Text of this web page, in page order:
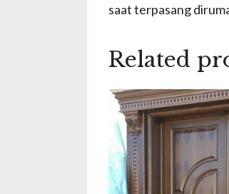
saat terpasang
Related